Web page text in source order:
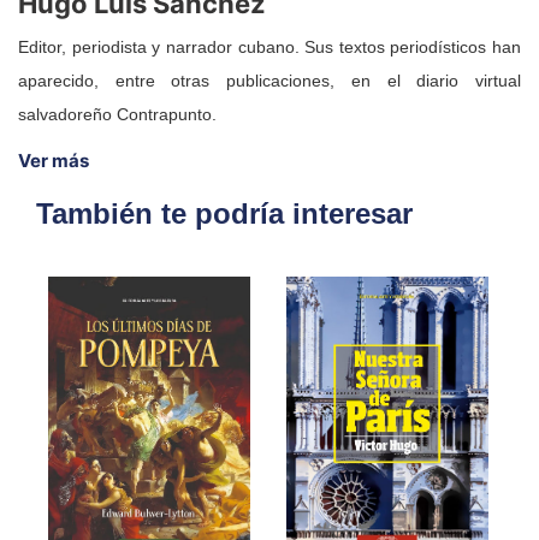
Editor, periodista y narrador cubano. Sus textos periodísticos han
aparecido, entre otras publicaciones, en el diario virtual
salvadoreño Contrapunto.
Ver más
También te podría interesar